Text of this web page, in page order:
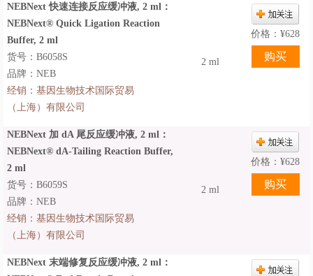
NEBNext 快速连接反应缓冲液, 2 ml：
NEBNext® Quick Ligation Reaction
Buffer, 2 ml
2 ml
价格： ¥628
货号：B6058S
品牌：NEB
经销： 基因生物技术国际贸易
（上海）有限公司
NEBNext 加 dA 尾反应缓冲液, 2 ml：
NEBNext® dA-Tailing Reaction Buffer,
2 ml
2 ml
价格： ¥628
货号：B6059S
品牌：NEB
经销： 基因生物技术国际贸易
（上海）有限公司
NEBNext 末端修复反应缓冲液, 2 ml：